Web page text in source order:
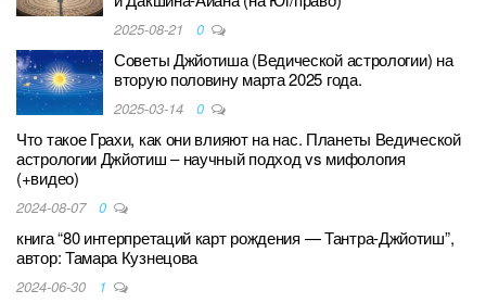
2025-08-21 0
Советы Джйотиша (Ведической астрологии) на
вторую половину марта 2025 года.
2025-03-14 0
Что такое Грахи, как они влияют на нас. Планеты Ведической
астрологии Джйотиш – научный подход vs мифология
(+видео)
2024-08-07 0
книга “80 интерпретаций карт рождения — Тантра-Джйотиш”,
автор: Тамара Кузнецова
2024-06-30 1